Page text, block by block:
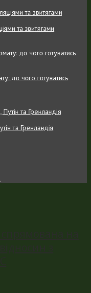
та звитягами
до чого готуватись
та Гренландія